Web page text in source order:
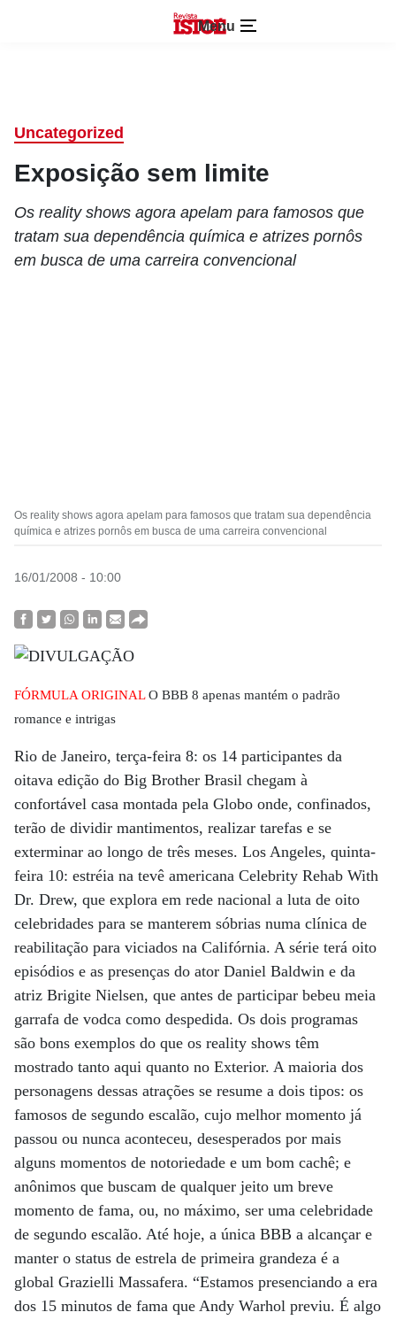
Menu
Uncategorized
Exposição sem limite
Os reality shows agora apelam para famosos que
tratam sua dependência química e atrizes pornôs
em busca de uma carreira convencional
Os reality shows agora apelam para famosos que tratam sua dependência
química e atrizes pornôs em busca de uma carreira convencional
16/01/2008 - 10:00
FÓRMULA ORIGINALO BBB 8 apenas mantém o padrão
romance e intrigas
Rio de Janeiro, terça-feira 8: os 14 participantes da
oitava edição do Big Brother Brasil chegam à
confortável casa montada pela Globo onde, confinados,
terão de dividir mantimentos, realizar tarefas e se
exterminar ao longo de três meses. Los Angeles, quinta-
feira 10: estréia na tevê americana Celebrity Rehab With
Dr. Drew, que explora em rede nacional a luta de oito
celebridades para se manterem sóbrias numa clínica de
reabilitação para viciados na Califórnia. A série terá oito
episódios e as presenças do ator Daniel Baldwin e da
atriz Brigite Nielsen, que antes de participar bebeu meia
garrafa de vodca como despedida. Os dois programas
são bons exemplos do que os reality shows têm
mostrado tanto aqui quanto no Exterior. A maioria dos
personagens dessas atrações se resume a dois tipos: os
famosos de segundo escalão, cujo melhor momento já
passou ou nunca aconteceu, desesperados por mais
alguns momentos de notoriedade e um bom cachê; e
anônimos que buscam de qualquer jeito um breve
momento de fama, ou, no máximo, ser uma celebridade
de segundo escalão. Até hoje, a única BBB a alcançar e
manter o status de estrela de primeira grandeza é a
global Grazielli Massafera. “Estamos presenciando a era
dos 15 minutos de fama que Andy Warhol previu. É algo